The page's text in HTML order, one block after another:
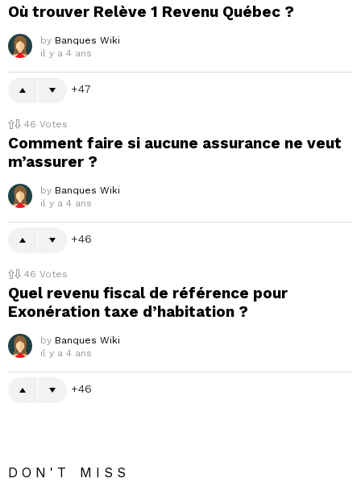
Où trouver Relève 1 Revenu Québec ?
by Banques Wiki
il y a 4 ans
47
46 Votes
Comment faire si aucune assurance ne veut
m’assurer ?
by Banques Wiki
il y a 4 ans
46
46 Votes
Quel revenu fiscal de référence pour
Exonération taxe d’habitation ?
by Banques Wiki
il y a 4 ans
46
DON'T MISS